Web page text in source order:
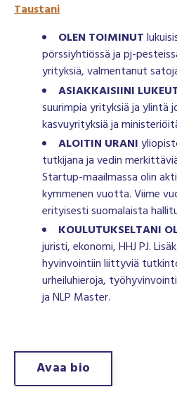
Taustani
OLEN TOIMINUT
pörssiyhtiössä ja pj-
yrityksiä, valmentanut
ASIAKKAISIINI
suurimpia yrityksiä ja ylintä
kasvuyrityksiä ja
ALOITIN URANI
tutkijana ja vedin
Startup-maailmassa olin
kymmenen vuotta. Viime
erityisesti suomalaista
KOULUTUKSELTANI
juristi, ekonomi, HHJ PJ.
hyvinvointiin liittyviä
urheiluhieroja,
ja NLP Master.
Avaa bio